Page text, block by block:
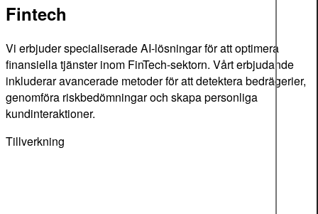
Fintech
Vi erbjuder specialiserade AI-lösningar för att optimera
finansiella tjänster inom FinTech-sektorn. Vårt erbjudande
inkluderar avancerade metoder för att detektera bedrägerier,
genomföra riskbedömningar och skapa personliga
kundinteraktioner.
Tillverkning